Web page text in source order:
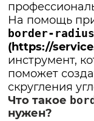
На помощь
border-radius
(https://
инструмент,
поможет
скругления
Что такое
нужен?